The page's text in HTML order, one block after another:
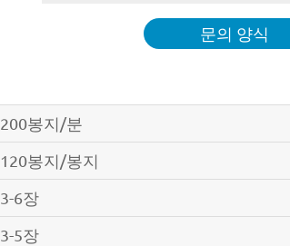
문의 양식
200봉지/분
120봉지/봉지
3-6장
3-5장